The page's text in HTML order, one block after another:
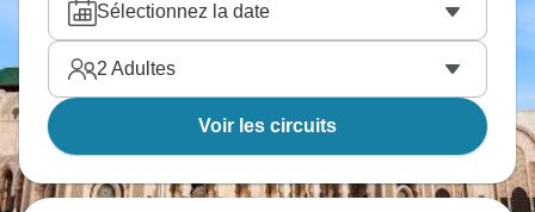
Sélectionnez la date
2 Adultes
Voir les circuits